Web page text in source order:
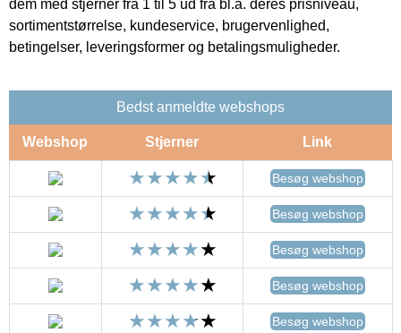
dem med stjerner fra 1 til 5 ud fra bl.a. deres prisniveau,
sortimentstørrelse, kundeservice, brugervenlighed,
betingelser, leveringsformer og betalingsmuligheder.
Bedst anmeldte webshops
Webshop Stjerner Link
Besøg webshop
Besøg webshop
Besøg webshop
Besøg webshop
Besøg webshop